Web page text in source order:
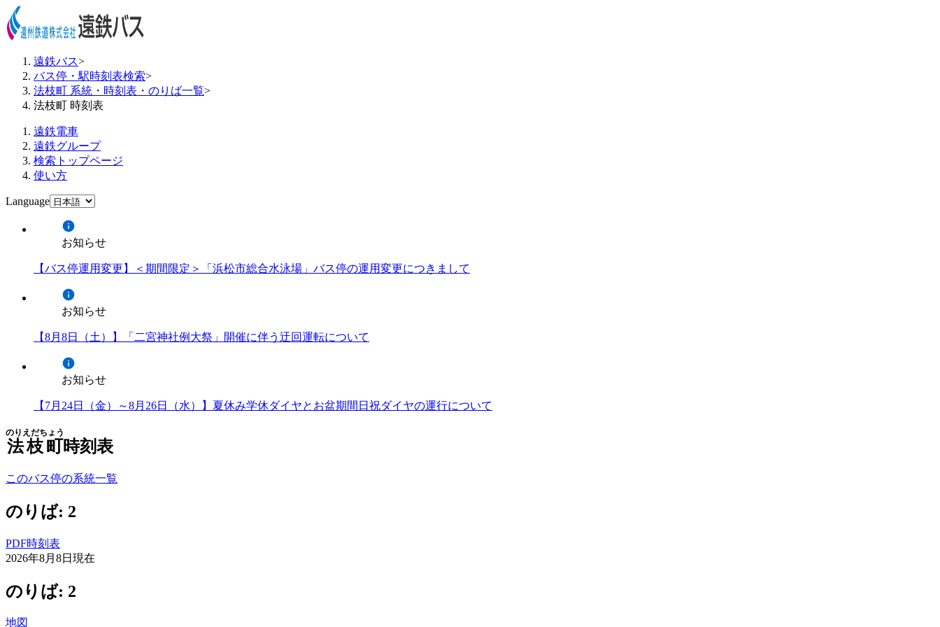
遠鉄バス>
バス停・駅時刻表検索>
法枝町 系統・時刻表・のりば一覧>
法枝町 時刻表
遠鉄電車
遠鉄グループ
検索トップページ
使い方
Language
お知らせ
【バス停運用変更】＜期間限定＞「浜松市総合水泳場」バス停の運用変更につきまして
お知らせ
【8月8日（土）】「二宮神社例大祭」開催に伴う迂回運転について
お知らせ
【7月24日（金）～8月26日（水）】夏休み学休ダイヤとお盆期間日祝ダイヤの運行について
法枝町
のりえだちょう
時刻表
このバス停の系統一覧
のりば: 2
PDF時刻表
2026年8月8日 現在
のりば: 2
地図